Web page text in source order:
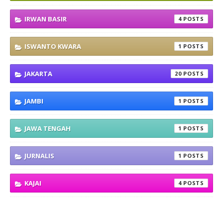
IRWAN BASIR 4
ISWANTO KWARA 1
JAKARTA 20
JAMBI 1
JAWA TENGAH 1
JURNALIS 1
KAJAI 4